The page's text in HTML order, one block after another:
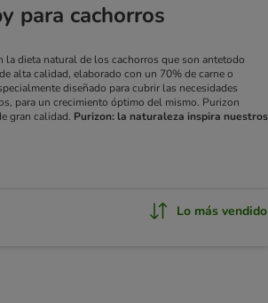
para cachorros
la dieta natural de los cachorros que son antetodo
alta calidad, elaborado con un 70% de carne o
diseñado para cubrir las necesidades
para un crecimiento óptimo del mismo. Purizon
gran calidad. Purizon: la naturaleza inspira nuestros
Lo más vendido